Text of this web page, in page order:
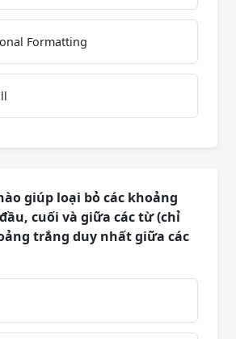
Formatting
giúp loại bỏ các khoảng
cuối và giữa các từ (chỉ
trắng duy nhất giữa các